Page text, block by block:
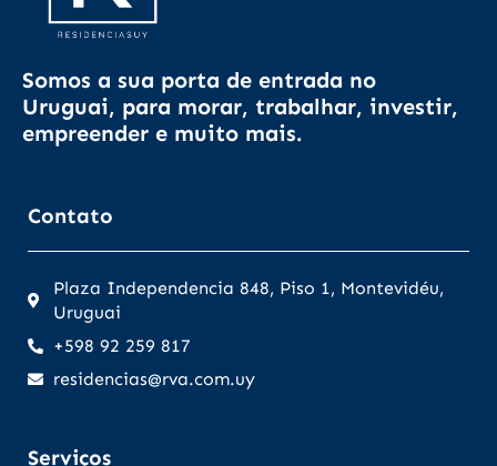
Somos a sua porta de entrada no
Uruguai, para morar, trabalhar, investir,
empreender e muito mais.
Contato
Plaza Independencia 848, Piso 1, Montevidéu,
Uruguai
+598 92 259 817
residencias@rva.com.uy
Serviços